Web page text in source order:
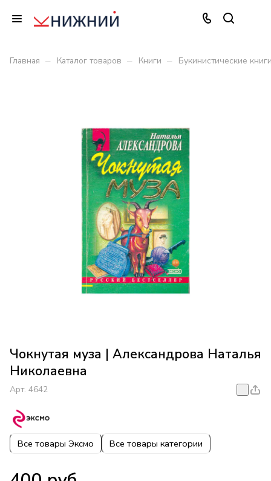
Главная – Каталог товаров – Книги – Букинистические
Чокнутая муза | Александрова Наталья
Николаевна
Арт. 4642
Все товары Эксмо Все товары категории